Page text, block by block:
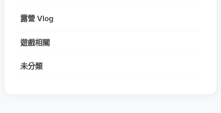
露營 Vlog
遊戲相關
未分類